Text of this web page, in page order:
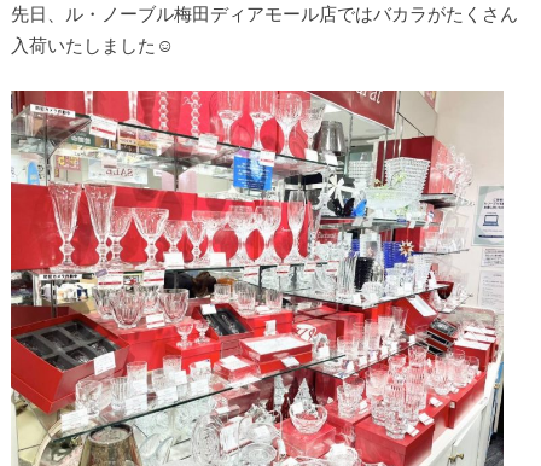
先日、ル・ノーブル梅田ディアモール店ではバカラがたくさん
入荷いたしました☺